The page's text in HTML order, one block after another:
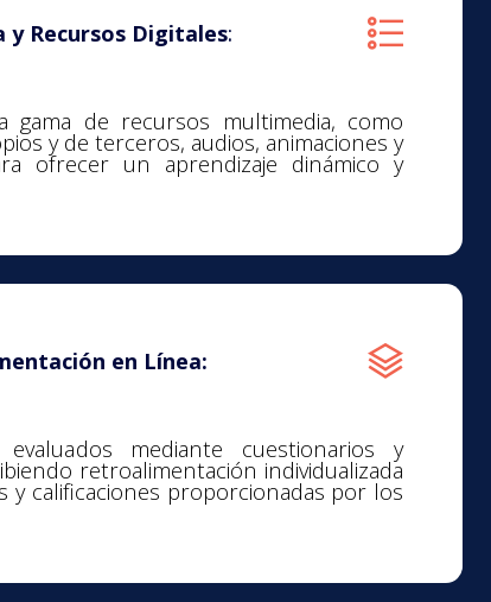
Recursos Digitales:
gama de recursos multimedia, como
y de terceros, audios, animaciones y
ofrecer un aprendizaje dinámico y
en Línea:
mediante cuestionarios y
retroalimentación individualizada
y calificaciones proporcionadas por los